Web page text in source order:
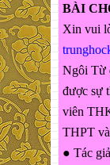
BÀI
Xin vui
Ngôi Từ
được sự
viên
THPT
● Tác